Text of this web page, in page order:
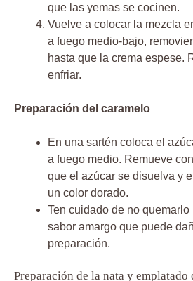
que las yemas se cocinen.
Vuelve a colocar la mezcla
a fuego medio-bajo,
hasta que la crema espese.
enfriar.
Preparación del caramelo
En una sartén coloca el
a fuego medio. Remueve
que el azúcar se disuelva y
un color dorado.
Ten cuidado de no
sabor amargo que puede
preparación.
Preparación de la nata y emplatado